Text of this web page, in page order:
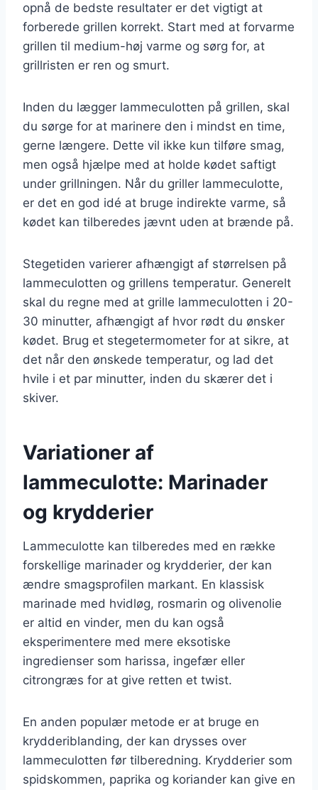
opnå de bedste resultater er det vigtigt at
forberede grillen korrekt. Start med at forvarme
grillen til medium-høj varme og sørg for, at
grillristen er ren og smurt.
Inden du lægger lammeculotten på grillen, skal
du sørge for at marinere den i mindst en time,
gerne længere. Dette vil ikke kun tilføre smag,
men også hjælpe med at holde kødet saftigt
under grillningen. Når du griller lammeculotte,
er det en god idé at bruge indirekte varme, så
kødet kan tilberedes jævnt uden at brænde på.
Stegetiden varierer afhængigt af størrelsen på
lammeculotten og grillens temperatur. Generelt
skal du regne med at grille lammeculotten i 20-
30 minutter, afhængigt af hvor rødt du ønsker
kødet. Brug et stegetermometer for at sikre, at
det når den ønskede temperatur, og lad det
hvile i et par minutter, inden du skærer det i
skiver.
Variationer af
lammeculotte: Marinader
og krydderier
Lammeculotte kan tilberedes med en række
forskellige marinader og krydderier, der kan
ændre smagsprofilen markant. En klassisk
marinade med hvidløg, rosmarin og olivenolie
er altid en vinder, men du kan også
eksperimentere med mere eksotiske
ingredienser som harissa, ingefær eller
citrongræs for at give retten et twist.
En anden populær metode er at bruge en
krydderiblanding, der kan drysses over
lammeculotten før tilberedning. Krydderier som
spidskommen, paprika og koriander kan give en